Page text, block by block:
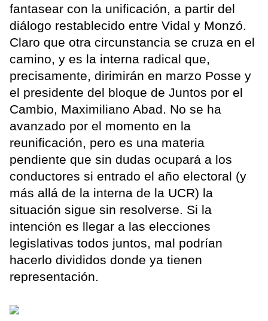
fantasear con la unificación, a partir del
diálogo restablecido entre Vidal y Monzó.
Claro que otra circunstancia se cruza en el
camino, y es la interna radical que,
precisamente, dirimirán en marzo Posse y
el presidente del bloque de Juntos por el
Cambio, Maximiliano Abad. No se ha
avanzado por el momento en la
reunificación, pero es una materia
pendiente que sin dudas ocupará a los
conductores si entrado el año electoral (y
más allá de la interna de la UCR) la
situación sigue sin resolverse. Si la
intención es llegar a las elecciones
legislativas todos juntos, mal podrían
hacerlo divididos donde ya tienen
representación.